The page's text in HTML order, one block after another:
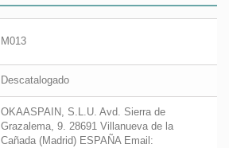
M013
Descatalogado
OKAASPAIN, S.L.U. Avd. Sierra de
Grazalema, 9. 28691 Villanueva de la
Cañada (Madrid) ESPAÑA Email: